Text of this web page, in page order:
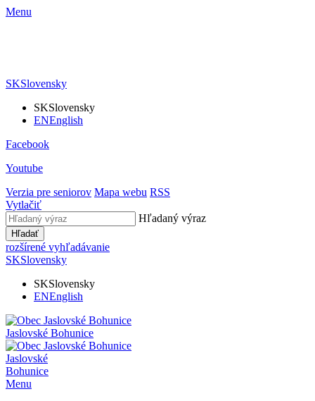
Menu
SKSlovensky
SKSlovensky
ENEnglish
Facebook
Youtube
Verzia pre seniorov Mapa webu RSS
Vytlačiť
Hľadaný výraz
Hľadať
rozšírené vyhľadávanie
SKSlovensky
SKSlovensky
ENEnglish
Jaslovské Bohunice
Jaslovské
Bohunice
Menu